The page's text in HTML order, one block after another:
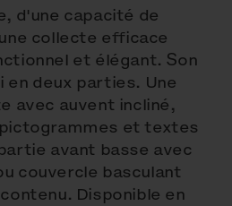
d'une capacité de
collecte efficace
et élégant. Son
deux parties. Une
avec auvent incliné,
et textes
avant basse avec
couvercle basculant
Disponible en